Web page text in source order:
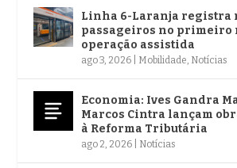
Linha 6-Laranja registra
passageiros no primeiro
operação assistida
ago 3, 2026 Mobilidade Notícias
Economia: Ives Gandra
Marcos Cintra lançam
à Reforma Tributária
ago 2, 2026 Notícias